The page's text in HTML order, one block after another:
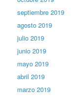
septiembre 2019
agosto 2019
julio 2019
junio 2019
mayo 2019
abril 2019
marzo 2019